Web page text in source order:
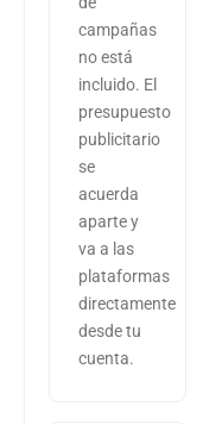
campañas
no está
incluido. El
presupuesto
publicitario
se
acuerda
aparte y
va a las
plataformas
directamente
desde tu
cuenta.